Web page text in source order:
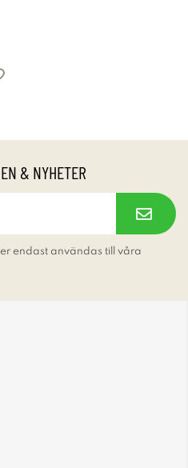
& NYHETER
endast användas till våra